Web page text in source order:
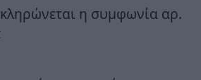
η συμφωνία αρ.